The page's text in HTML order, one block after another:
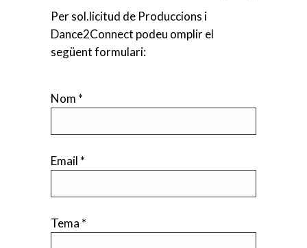
Per sol.licitud de Produccions i
Dance2Connect podeu omplir el
següent formulari:
Nom *
Email *
Tema *